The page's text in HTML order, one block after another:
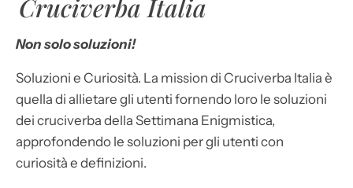
Cruciverba Italia
Non solo soluzioni!
Soluzioni e Curiosità. La mission di Cruciverba Italia è
quella di allietare gli utenti fornendo loro le soluzioni
dei cruciverba della Settimana Enigmistica,
approfondendo le soluzioni per gli utenti con
curiosità e definizioni.